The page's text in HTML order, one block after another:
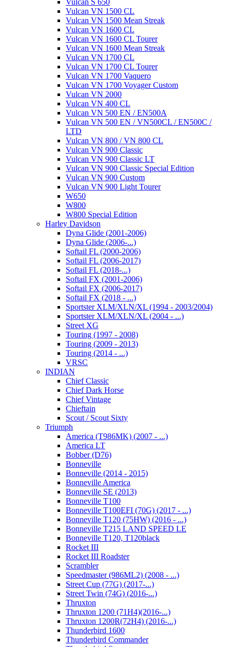
Vulcan S 650
Vulcan VN 1500 CL
Vulcan VN 1500 Mean Streak
Vulcan VN 1600 CL
Vulcan VN 1600 CL Tourer
Vulcan VN 1600 Mean Streak
Vulcan VN 1700 CL
Vulcan VN 1700 CL Tourer
Vulcan VN 1700 Vaquero
Vulcan VN 1700 Voyager Custom
Vulcan VN 2000
Vulcan VN 400 CL
Vulcan VN 500 EN / EN500A
Vulcan VN 500 EN / VN500CL / EN500C /
LTD
Vulcan VN 800 / VN 800 CL
Vulcan VN 900 Classic
Vulcan VN 900 Classic LT
Vulcan VN 900 Classic Special Edition
Vulcan VN 900 Custom
Vulcan VN 900 Light Tourer
W650
W800
W800 Special Edition
Harley Davidson
Dyna Glide (2001-2006)
Dyna Glide (2006-...)
Softail FL (2000-2006)
Softail FL (2006-2017)
Softail FL (2018-...)
Softail FX (2001-2006)
Softail FX (2006-2017)
Softail FX (2018 - ...)
Sportster XLM/XLN/XL (1994 - 2003/2004)
Sportster XLM/XLN/XL (2004 - ...)
Street XG
Touring (1997 - 2008)
Touring (2009 - 2013)
Touring (2014 - ...)
VRSC
INDIAN
Chief Classic
Chief Dark Horse
Chief Vintage
Chieftain
Scout / Scout Sixty
Triumph
America (T986MK) (2007 - ...)
America LT
Bobber (D76)
Bonneville
Bonneville (2014 - 2015)
Bonneville America
Bonneville SE (2013)
Bonneville T100
Bonneville T100EFI (70G) (2017 - ...)
Bonneville T120 (75HW) (2016 - ...)
Bonneville T215 LAND SPEED LE
Bonneville T120, T120black
Rocket III
Rocket III Roadster
Scrambler
Speedmaster (986ML2) (2008 - ...)
Street Cup (77G) (2017-...)
Street Twin (74G) (2016-...)
Thruxton
Thruxton 1200 (71H4)(2016-...)
Thruxton 1200R(72H4) (2016-...)
Thunderbird 1600
Thunderbird Commander